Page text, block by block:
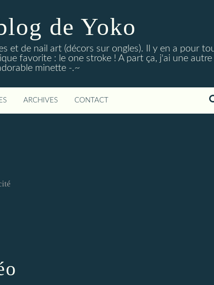
de Yoko
et de nail art (décors sur ongles). Il y en a pour
favorite : le one stroke ! A part ça, j'ai une autre
minette -.~
ARCHIVES CONTACT